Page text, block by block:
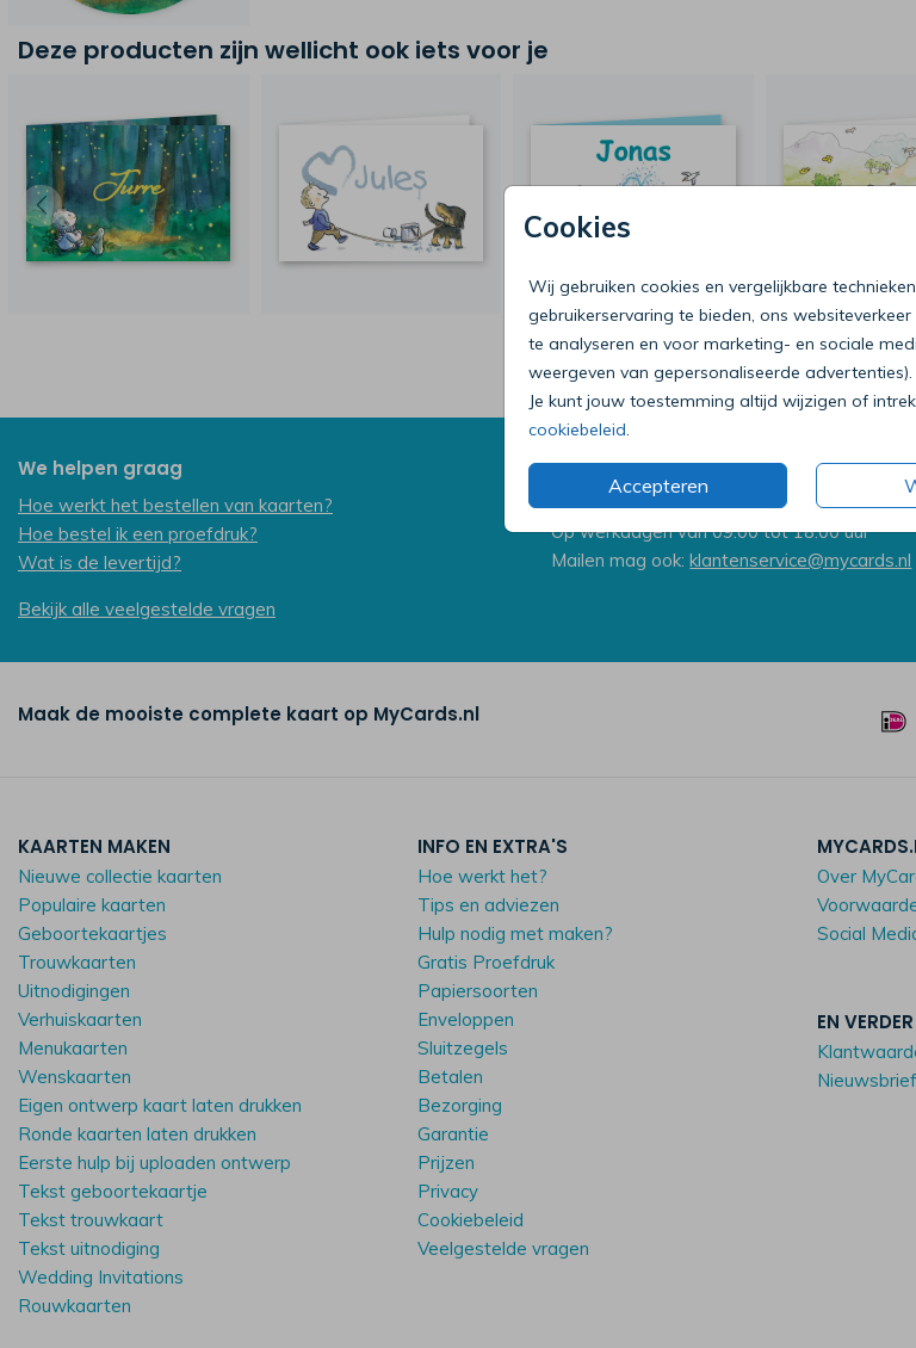
Cookies
Wij gebruiken cookies en vergelijkbare
gebruikerservaring te bieden, ons
te analyseren en voor marketing- en sociale
weergeven van gepersonaliseerde advertenties).
Je kunt jouw toestemming altijd wijzigen of
cookiebeleid.
Accepteren
Deze producten zijn wellicht ook iets voor je
We helpen graag
Hoe werkt het bestellen van kaarten?
Hoe bestel ik een proefdruk?
Wat is de levertijd?
Bekijk alle veelgestelde vragen
Bel onze klantenservice
0318 - 72 51 23
Op werkdagen van 09:00 tot 18:00 uur
Mailen mag ook:klantenservice@mycards.nl
Maak de mooiste complete kaart op MyCards.nl
KAARTEN MAKEN
Nieuwe collectie kaarten
Populaire kaarten
Geboortekaartjes
Trouwkaarten
Uitnodigingen
Verhuiskaarten
Menukaarten
Wenskaarten
Eigen ontwerp kaart laten drukken
Ronde kaarten laten drukken
Eerste hulp bij uploaden ontwerp
Tekst geboortekaartje
Tekst trouwkaart
Tekst uitnodiging
Wedding Invitations
Rouwkaarten
INFO EN EXTRA'S
Hoe werkt het?
Tips en adviezen
Hulp nodig met maken?
Gratis Proefdruk
Papiersoorten
Enveloppen
Sluitzegels
Betalen
Bezorging
Garantie
Prijzen
Privacy
Cookiebeleid
Veelgestelde vragen
Over
Social
EN
Nieuwsbrief